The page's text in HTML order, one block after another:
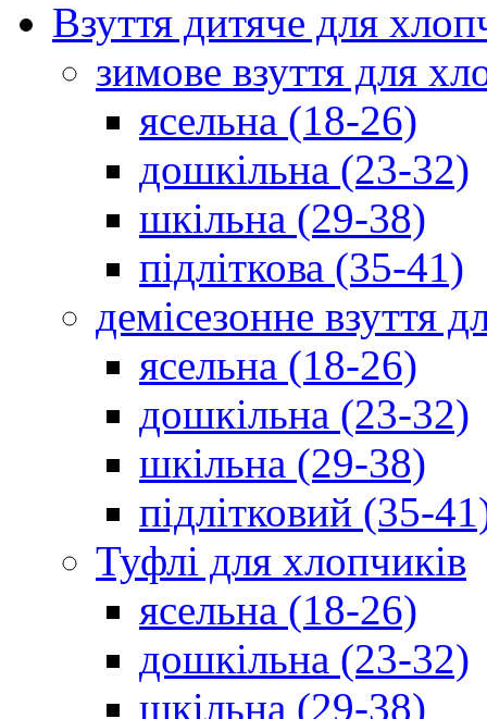
Взуття дитяче для
зимове взуття для
ясельна (18-26)
дошкільна (23-32)
шкільна (29-38)
підліткова (35-41)
демісезонне взуття
ясельна (18-26)
дошкільна (23-32)
шкільна (29-38)
підлітковий (35-
Туфлі для хлопчиків
ясельна (18-26)
дошкільна (23-32)
шкільна (29-38)